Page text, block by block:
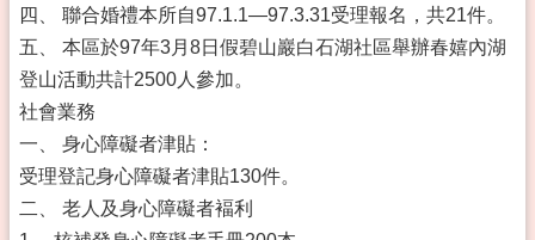
四、 聯合婚禮本所自97.1.1—97.3.31受理報名，共21件。
五、 本區於97年3月8日假碧山巖白石湖社區舉辦春嬉內湖
登山活動共計2500人參加。
社會業務
一、 身心障礙者津貼：
受理登記身心障礙者津貼130件。
二、 老人及身心障礙者褔利